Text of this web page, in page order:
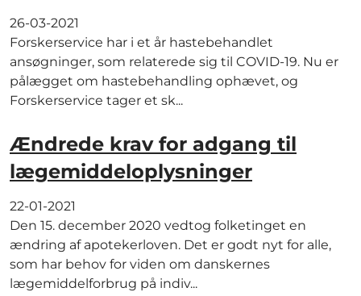
26-03-2021
Forskerservice har i et år hastebehandlet
ansøgninger, som relaterede sig til COVID-19. Nu er
pålægget om hastebehandling ophævet, og
Forskerservice tager et sk...
Ændrede krav for adgang til
lægemiddeloplysninger
22-01-2021
Den 15. december 2020 vedtog folketinget en
ændring af apotekerloven. Det er godt nyt for alle,
som har behov for viden om danskernes
lægemiddelforbrug på indiv...